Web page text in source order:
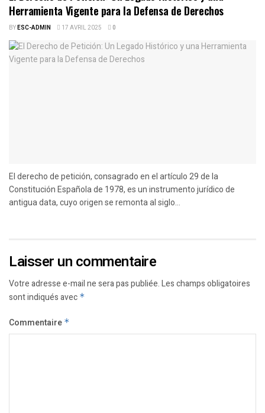
Herramienta Vigente para la Defensa de Derechos
BYESC-ADMIN 17 AVRIL 2025 0
El derecho de petición, consagrado en el artículo 29 de la
Constitución Española de 1978, es un instrumento jurídico de
antigua data, cuyo origen se remonta al siglo...
Laisser un commentaire
Votre adresse e-mail ne sera pas publiée.Les champs obligatoires
sont indiqués avec *
Commentaire *